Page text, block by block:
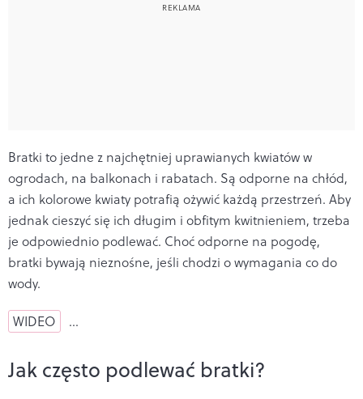
Bratki to jedne z najchętniej uprawianych kwiatów w
ogrodach, na balkonach i rabatach. Są odporne na chłód,
a ich kolorowe kwiaty potrafią ożywić każdą przestrzeń. Aby
jednak cieszyć się ich długim i obfitym kwitnieniem, trzeba
je odpowiednio podlewać. Choć odporne na pogodę,
bratki bywają nieznośne, jeśli chodzi o wymagania co do
wody.
WIDEO …
Jak często podlewać bratki?